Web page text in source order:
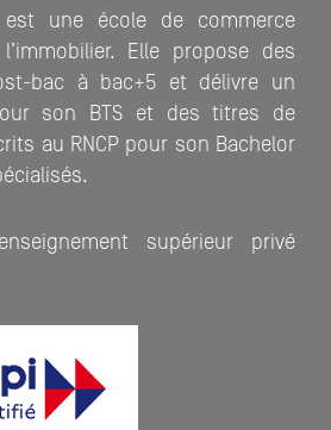
est une école de commerce
Elle propose des
bac à bac+5 et délivre un
son BTS et des titres de
au RNCP pour son Bachelor
supérieur privé